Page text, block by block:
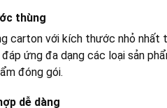
thùng
carton với kích thước nhỏ
ứng đa dạng các loại sản
đóng gói.
dễ dàng